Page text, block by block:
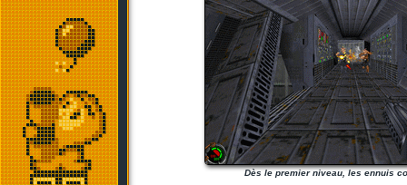
Dès le premier niveau, les ennuis